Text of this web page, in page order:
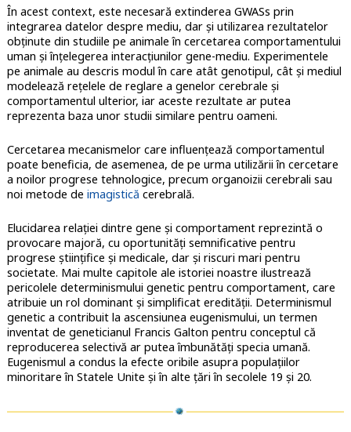
În acest context, este necesară extinderea GWASs prin
integrarea datelor despre mediu, dar şi utilizarea rezultatelor
obţinute din studiile pe animale în cercetarea comportamentului
uman şi înţelegerea interacţiunilor gene-mediu. Experimentele
pe animale au descris modul în care atât genotipul, cât și mediul
modelează rețelele de reglare a genelor cerebrale și
comportamentul ulterior, iar aceste rezultate ar putea
reprezenta baza unor studii similare pentru oameni.
Cercetarea mecanismelor care influenţează comportamentul
poate beneficia, de asemenea, de pe urma utilizării în cercetare
a noilor progrese tehnologice, precum organoizii cerebrali sau
noi metode de imagistică cerebrală.
Elucidarea relației dintre gene și comportament reprezintă o
provocare majoră, cu oportunități semnificative pentru
progrese științifice și medicale, dar și riscuri mari pentru
societate. Mai multe capitole ale istoriei noastre ilustrează
pericolele determinismului genetic pentru comportament, care
atribuie un rol dominant și simplificat eredității. Determinismul
genetic a contribuit la ascensiunea eugenismului, un termen
inventat de geneticianul Francis Galton pentru conceptul că
reproducerea selectivă ar putea îmbunătăți specia umană.
Eugenismul a condus la efecte oribile asupra populațiilor
minoritare în Statele Unite și în alte țări în secolele 19 și 20.